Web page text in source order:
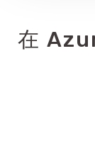
在